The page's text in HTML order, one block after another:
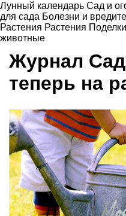
Лунный календарь Сад и
для сада Болезни и
Растения Растения
животные
Журнал
теперь на